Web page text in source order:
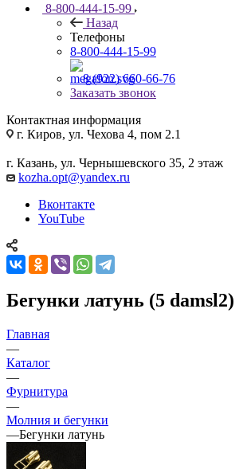
8-800-444-15-99
Назад
Телефоны
8-800-444-15-99
8 (922) 660-66-76
Заказать звонок
Контактная информация
г. Киров, ул. Чехова 4, пом 2.1
г. Казань, ул. Чернышевского 35, 2 этаж
kozha.opt@yandex.ru
Вконтакте
YouTube
Бегунки латунь (5 damsl2)
Главная
—
Каталог
—
Фурнитура
—
Молния и бегунки
—Бегунки латунь